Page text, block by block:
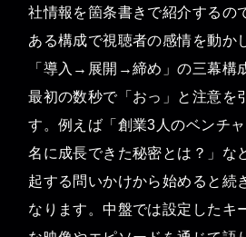
社情報を箇条書きで紹介するの
ある構成で視聴者の感情を動か
「導入→展開→締め」の三幕構
最初の数秒で「おっ」と注意を
す。例えば「創業3人のベンチ
名に成長できた秘密とは？」な
起する問いかけから始めると続
なります。中盤では設定したキ